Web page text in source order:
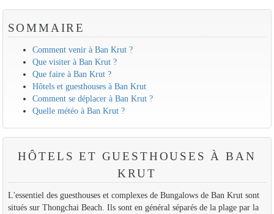
SOMMAIRE
Comment venir à Ban Krut ?
Que visiter à Ban Krut ?
Que faire à Ban Krut ?
Hôtels et guesthouses à Ban Krut
Comment se déplacer à Ban Krut ?
Quelle météo à Ban Krut ?
HÔTELS ET GUESTHOUSES À BAN
KRUT
L'essentiel des guesthouses et complexes de Bungalows de Ban Krut sont
situés sur Thongchai Beach. Ils sont en général séparés de la plage par la